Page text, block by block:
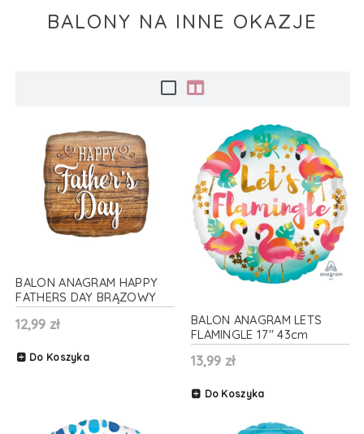
BALONY NA INNE OKAZJE
BALON ANAGRAM HAPPY
FATHERS DAY BRĄZOWY
17'' 43cm
12,99 zł
Do Koszyka
BALON ANAGRAM LETS
FLAMINGLE 17'' 43cm
13,99 zł
Do Koszyka